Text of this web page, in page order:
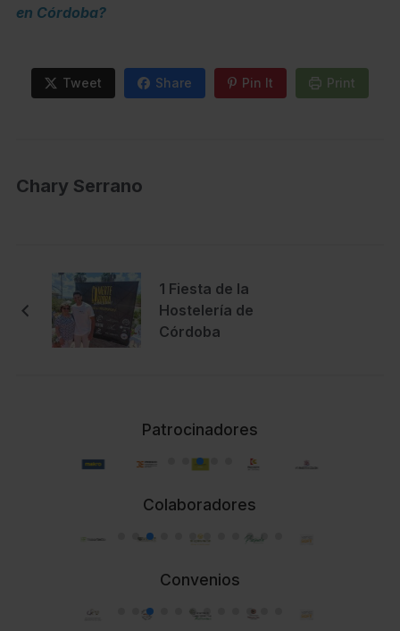
en Córdoba?
Tweet Share Pin It Print
Chary Serrano
1 Fiesta de la
Hostelería de
Córdoba
Patrocinadores
Colaboradores
Convenios